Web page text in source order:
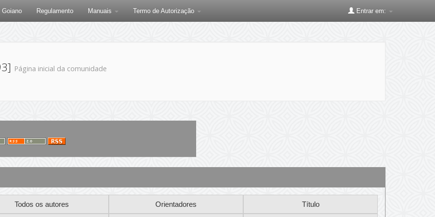
Goiano Regulamento Manuais Termo de Autorização Entrar em:
Página inicial da comunidade